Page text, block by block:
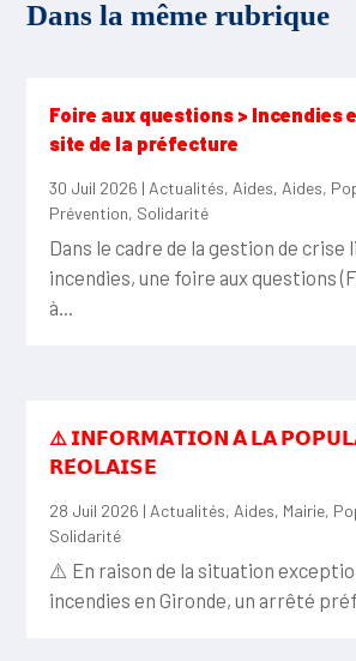
Dans la même rubrique
Foire aux questions > Incendies
site de la préfecture
30 Juil 2026 | Actualités, Aides, Aides,
Prévention, Solidarité
Dans le cadre de la gestion de crise
incendies, une foire aux questions
à...
⚠️ 𝗜𝗡𝗙𝗢𝗥𝗠𝗔𝗧𝗜𝗢𝗡 𝗔̀ 𝗟𝗔
𝗥𝗘́𝗢𝗟𝗔𝗜𝗦𝗘
28 Juil 2026 | Actualités, Aides, Mairie,
Solidarité
⚠️ En raison de la situation
incendies en Gironde, un arrêté